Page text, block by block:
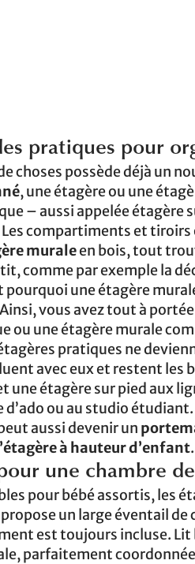
pratiques pour
choses possède déjà un
, une étagère ou une
– aussi appelée
compartiments et
muraleen bois, tout
comme par exemple la
une étagère
vous avez tout à
ou une étagère murale
pratiques ne
avec eux et restent les
une étagère sur pied aux
ou au studio
aussi devenir un
à hauteur d’enfant.
une chambre
pour bébé assortis, les
un large éventail
est toujours incluse.
parfaitement